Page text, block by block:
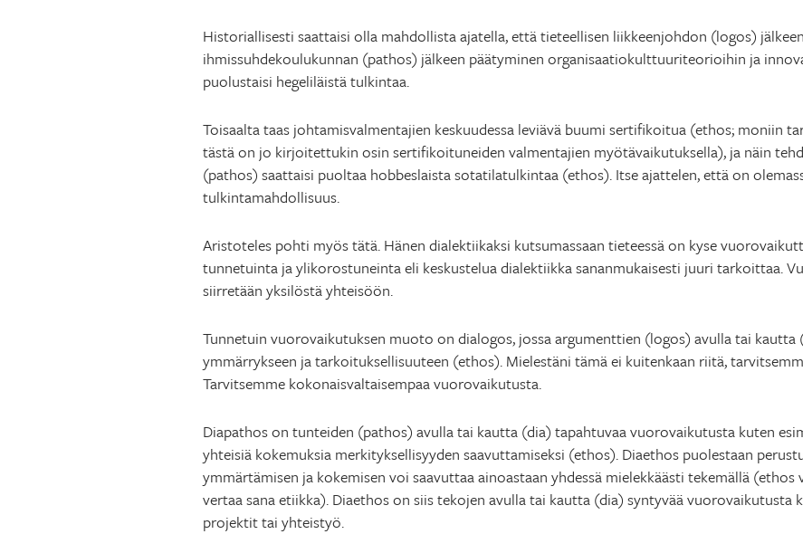
Historiallisesti saattaisi olla mahdollista ajatella, että tieteellisen liikkeenjohdon (logos)
ihmissuhdekoulukunnan (pathos) jälkeen päätyminen organisaatiokulttuuriteorioihin ja
puolustaisi hegeliläistä tulkintaa.
Toisaalta taas johtamisvalmentajien keskuudessa leviävä buumi sertifikoitua (ethos; moniin
tästä on jo kirjoitettukin osin sertifikoituneiden valmentajien myötävaikutuksella), ja näin
(pathos) saattaisi puoltaa hobbeslaista sotatilatulkintaa (ethos). Itse ajattelen, että on
tulkintamahdollisuus.
Aristoteles pohti myös tätä. Hänen dialektiikaksi kutsumassaan tieteessä on kyse
tunnetuinta ja ylikorostuneinta eli keskustelua dialektiikka sananmukaisesti juuri tarkoittaa.
siirretään yksilöstä yhteisöön.
Tunnetuin vuorovaikutuksen muoto on dialogos, jossa argumenttien (logos) avulla tai kautta
ymmärrykseen ja tarkoituksellisuuteen (ethos). Mielestäni tämä ei kuitenkaan riitä,
Tarvitsemme kokonaisvaltaisempaa vuorovaikutusta.
Diapathos on tunteiden (pathos) avulla tai kautta (dia) tapahtuvaa vuorovaikutusta kuten
yhteisiä kokemuksia merkityksellisyyden saavuttamiseksi (ethos). Diaethos puolestaan
ymmärtämisen ja kokemisen voi saavuttaa ainoastaan yhdessä mielekkäästi tekemällä (ethos
vertaa sana etiikka). Diaethos on siis tekojen avulla tai kautta (dia) syntyvää vuorovaikutusta
projektit tai yhteistyö.